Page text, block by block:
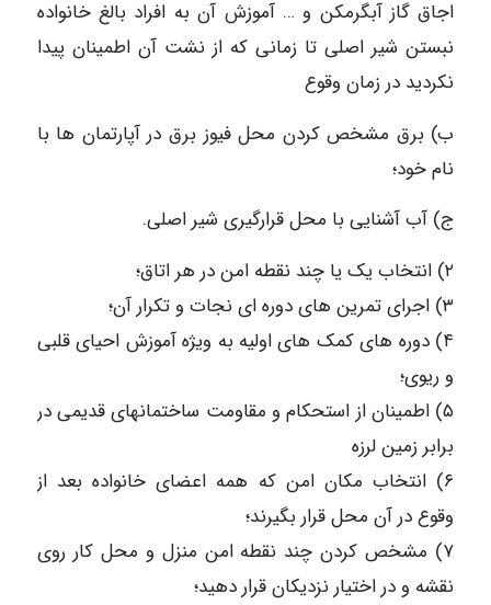
اجاق گاز آبگرمکن و … آموزش آن به افراد بالغ خانواده
نبستن شیر اصلی تا زمانی که از نشت آن اطمینان پیدا
نکردید در زمان وقوع
ب) برق مشخص کردن محل فیوز برق در آپارتمان ها با
نام خود؛
ج) آب آشنایی با محل قرارگیری شیر اصلی.
۲) انتخاب یک یا چند نقطه امن در هر اتاق؛
۳) اجرای تمرین های دوره ای نجات و تکرار آن؛
۴) دوره های کمک های اولیه به ویژه آموزش احیای قلبی
و ریوی؛
۵) اطمینان از استحکام و مقاومت ساختمانهای قدیمی در
برابر زمین لرزه
۶) انتخاب مکان امن که همه اعضای خانواده بعد از
وقوع در آن محل قرار بگیرند؛
۷) مشخص کردن چند نقطه امن منزل و محل کار روی
نقشه و در اختیار نزدیکان قرار دهید؛